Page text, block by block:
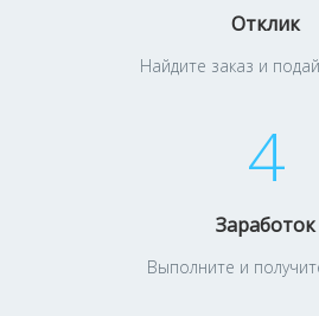
Отклик
Найдите заказ и
4
Заработок
Выполните и